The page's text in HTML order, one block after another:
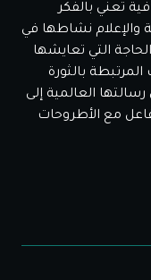
تعني بالفكر
والإعلام نشاطها في
الحاجة التي تعايشها
بالثورة
العالمية إلى
مع الأطروحات